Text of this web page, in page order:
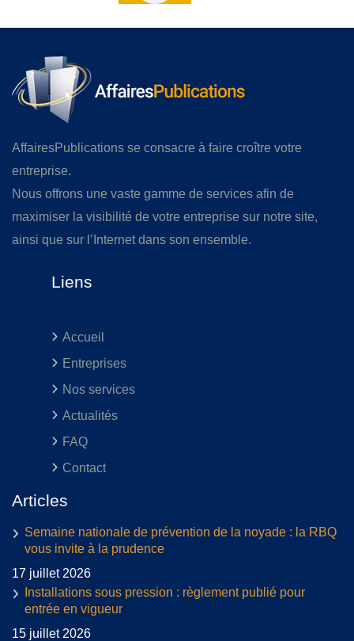
AffairesPublications se consacre à faire croître votre
entreprise.
Nous offrons une vaste gamme de services afin de
maximiser la visibilité de votre entreprise sur notre site,
ainsi que sur l’Internet dans son ensemble.
Liens
Accueil
Entreprises
Nos services
Actualités
FAQ
Contact
Articles
Semaine nationale de prévention de la noyade : la RBQ
vous invite à la prudence
17 juillet 2026
Installations sous pression : règlement publié pour
entrée en vigueur
15 juillet 2026